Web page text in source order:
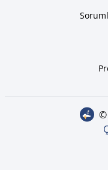
©